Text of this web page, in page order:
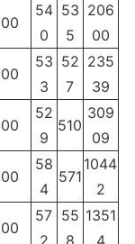
54
0
53
5
206
00
53
3
52
7
235
39
52
9
510
309
09
58
4
571
1044
2
57 55 1351